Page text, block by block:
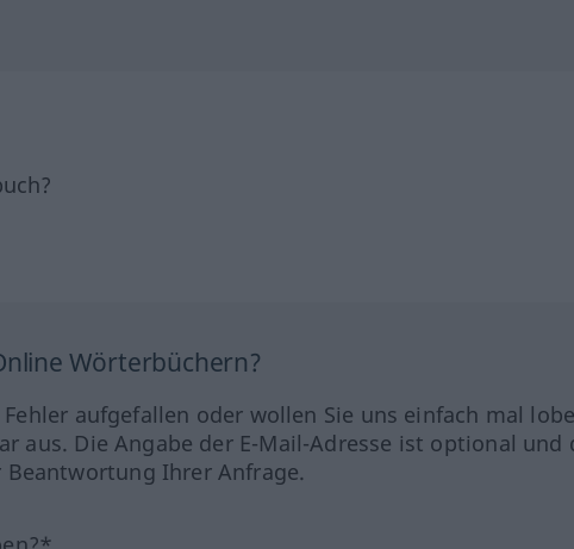
Wörterbüchern?
aufgefallen oder wollen Sie uns einfach mal
aus. Die Angabe der E-Mail-Adresse ist optional und
Ihrer Anfrage.